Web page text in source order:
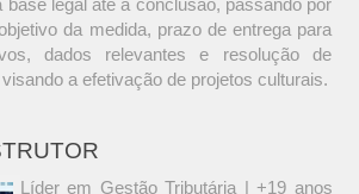
base legal até a conclusão, passando por
da medida, prazo de entrega para
dados relevantes e resolução de
a efetivação de projetos culturais.
Líder em Gestão Tributária | +19 anos